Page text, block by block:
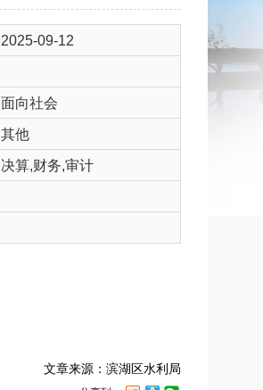
2025-09-12
面向社会
其他
决算,财务,审计
文章来源：滨湖区水利局